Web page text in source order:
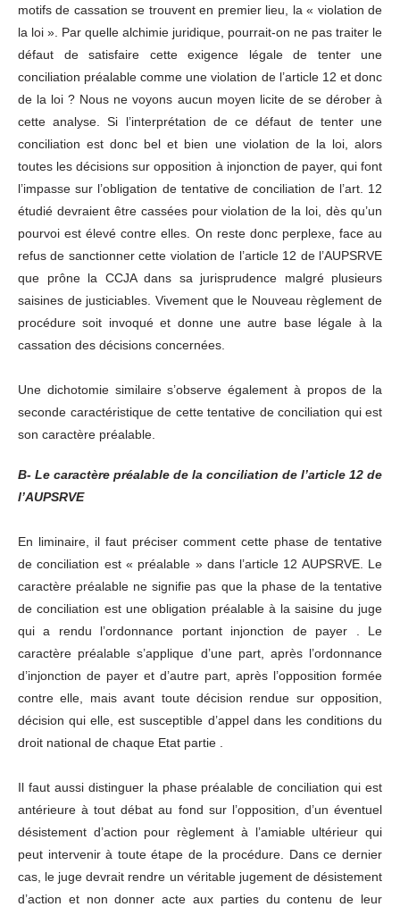
motifs de cassation se trouvent en premier lieu, la « violation de
la loi ». Par quelle alchimie juridique, pourrait-on ne pas traiter le
défaut de satisfaire cette exigence légale de tenter une
conciliation préalable comme une violation de l’article 12 et donc
de la loi ? Nous ne voyons aucun moyen licite de se dérober à
cette analyse. Si l’interprétation de ce défaut de tenter une
conciliation est donc bel et bien une violation de la loi, alors
toutes les décisions sur opposition à injonction de payer, qui font
l’impasse sur l’obligation de tentative de conciliation de l’art. 12
étudié devraient être cassées pour violation de la loi, dès qu’un
pourvoi est élevé contre elles. On reste donc perplexe, face au
refus de sanctionner cette violation de l’article 12 de l’AUPSRVE
que prône la CCJA dans sa jurisprudence malgré plusieurs
saisines de justiciables. Vivement que le Nouveau règlement de
procédure soit invoqué et donne une autre base légale à la
cassation des décisions concernées.
Une dichotomie similaire s’observe également à propos de la
seconde caractéristique de cette tentative de conciliation qui est
son caractère préalable.
B- Le caractère préalable de la conciliation de l’article 12 de
l’AUPSRVE
En liminaire, il faut préciser comment cette phase de tentative
de conciliation est « préalable » dans l’article 12 AUPSRVE. Le
caractère préalable ne signifie pas que la phase de la tentative
de conciliation est une obligation préalable à la saisine du juge
qui a rendu l’ordonnance portant injonction de payer . Le
caractère préalable s’applique d’une part, après l’ordonnance
d’injonction de payer et d’autre part, après l’opposition formée
contre elle, mais avant toute décision rendue sur opposition,
décision qui elle, est susceptible d’appel dans les conditions du
droit national de chaque Etat partie .
Il faut aussi distinguer la phase préalable de conciliation qui est
antérieure à tout débat au fond sur l’opposition, d’un éventuel
désistement d’action pour règlement à l’amiable ultérieur qui
peut intervenir à toute étape de la procédure. Dans ce dernier
cas, le juge devrait rendre un véritable jugement de désistement
d’action et non donner acte aux parties du contenu de leur